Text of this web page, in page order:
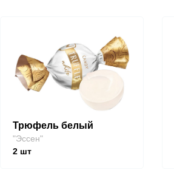
Трюфель белый
"Эссен"
2шт